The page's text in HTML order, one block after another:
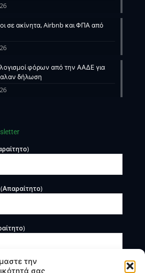
την
σας
σε ακίνητα, Airbnb και ΦΠΑ από
φόρων από την ΑΑΔΕ για
δήλωση